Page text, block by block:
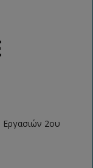
Εργασιών 2ου